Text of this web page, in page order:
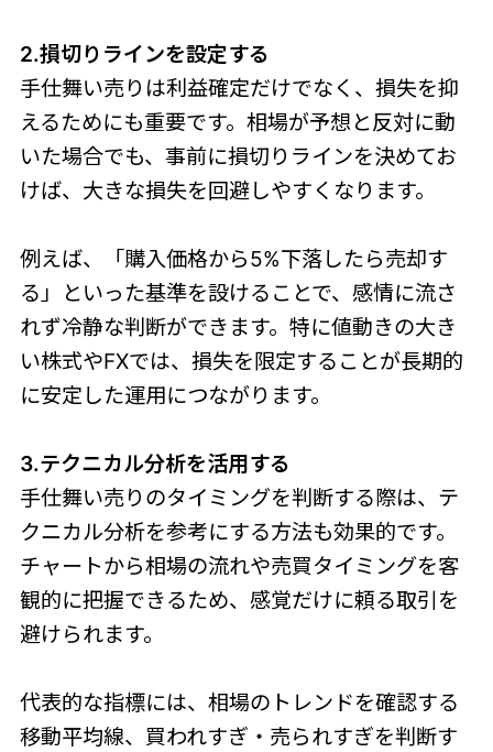
2.損切りラインを設定する
手仕舞い売りは利益確定だけでなく、損失を抑
えるためにも重要です。相場が予想と反対に動
いた場合でも、事前に損切りラインを決めてお
けば、大きな損失を回避しやすくなります。
例えば、「購入価格から5%下落したら売却す
る」といった基準を設けることで、感情に流さ
れず冷静な判断ができます。特に値動きの大き
い株式やFXでは、損失を限定することが長期的
に安定した運用につながります。
3.テクニカル分析を活用する
手仕舞い売りのタイミングを判断する際は、テ
クニカル分析を参考にする方法も効果的です。
チャートから相場の流れや売買タイミングを客
観的に把握できるため、感覚だけに頼る取引を
避けられます。
代表的な指標には、相場のトレンドを確認する
移動平均線、買われすぎ・売られすぎを判断す